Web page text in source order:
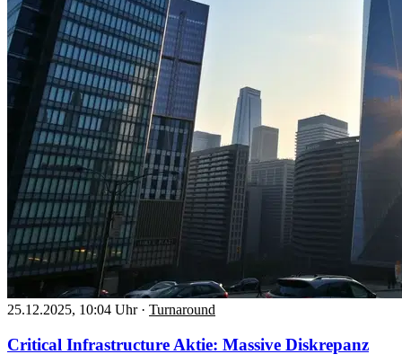
25.12.2025, 10:04 Uhr · Turnaround
Critical Infrastructure Aktie: Massive Diskrepanz